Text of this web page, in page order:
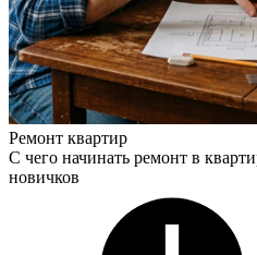
Ремонт квартир
С чего начинать ремонт в
новичков